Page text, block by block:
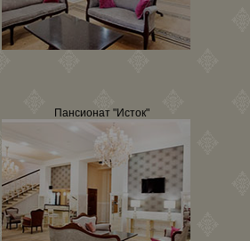
Пансионат "Исток"